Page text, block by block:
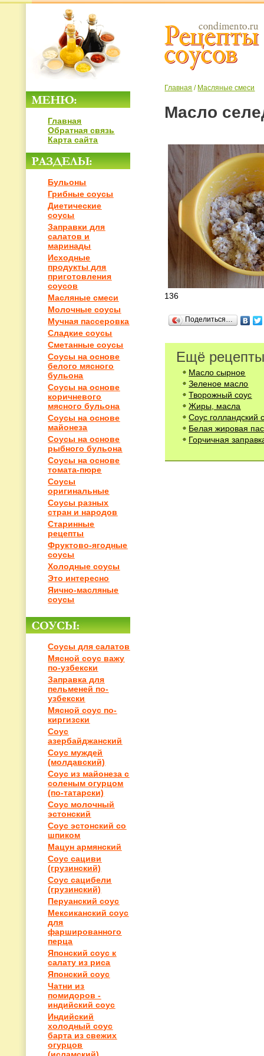
Главная
Обратная связь
Карта сайта
Бульоны
Грибные соусы
Диетические
соусы
Заправки для
салатов и
маринады
Исходные
продукты для
приготовления
соусов
Масляные смеси
Молочные соусы
Мучная пассеровка
Сладкие соусы
Сметанные соусы
Соусы на основе
белого мясного
бульона
Соусы на основе
коричневого
мясного бульона
Соусы на основе
майонеза
Соусы на основе
рыбного бульона
Соусы на основе
томата-пюре
Соусы
оригинальные
Соусы разных
стран и народов
Старинные
рецепты
Фруктово-ягодные
соусы
Холодные соусы
Это интересно
Яично-масляные
соусы
Соусы для салатов
Мясной соус важу
по-узбекски
Заправка для
пельменей по-
узбекски
Мясной соус по-
киргизски
Соус
азербайджанский
Соус муждей
(молдавский)
Соус из майонеза с
соленым огурцом
(по-татарски)
Соус молочный
эстонский
Соус эстонский со
шпиком
Мацун армянский
Соус сациви
(грузинский)
Соус сацибели
(грузинский)
Перуанский соус
Мексиканский соус
для
фаршированного
перца
Японский соус к
салату из риса
Японский соус
Чатни из
помидоров -
индийский соус
Индийский
холодный соус
барта из свежих
огурцов
Главная / Масляные смеси
Масло
136
Поделиться…
Ещё
Масло сырное
Зеленое масло
Творожный соус
Жиры, масла
Соус
Белая жировая
Горчичная